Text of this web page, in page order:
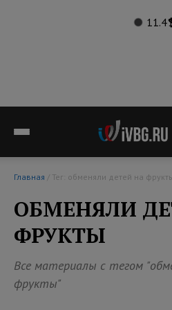
11.4°
Главная / Тег: обменяли детей на
ОБМЕНЯЛИ
ФРУКТЫ
Все материалы с тегом
фрукты"